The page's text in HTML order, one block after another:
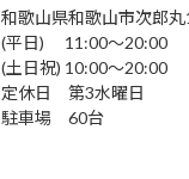
和歌山県和歌山市次郎
(平日) 11:00～20:00
(土日祝) 10:00～20:00
定休日 第3水曜日
駐車場 60台